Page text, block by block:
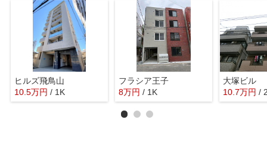
ヒルズ飛鳥山
10.5万円 / 1K
フラシア王子
8万円 / 1K
大塚ビル
10.7万円 /